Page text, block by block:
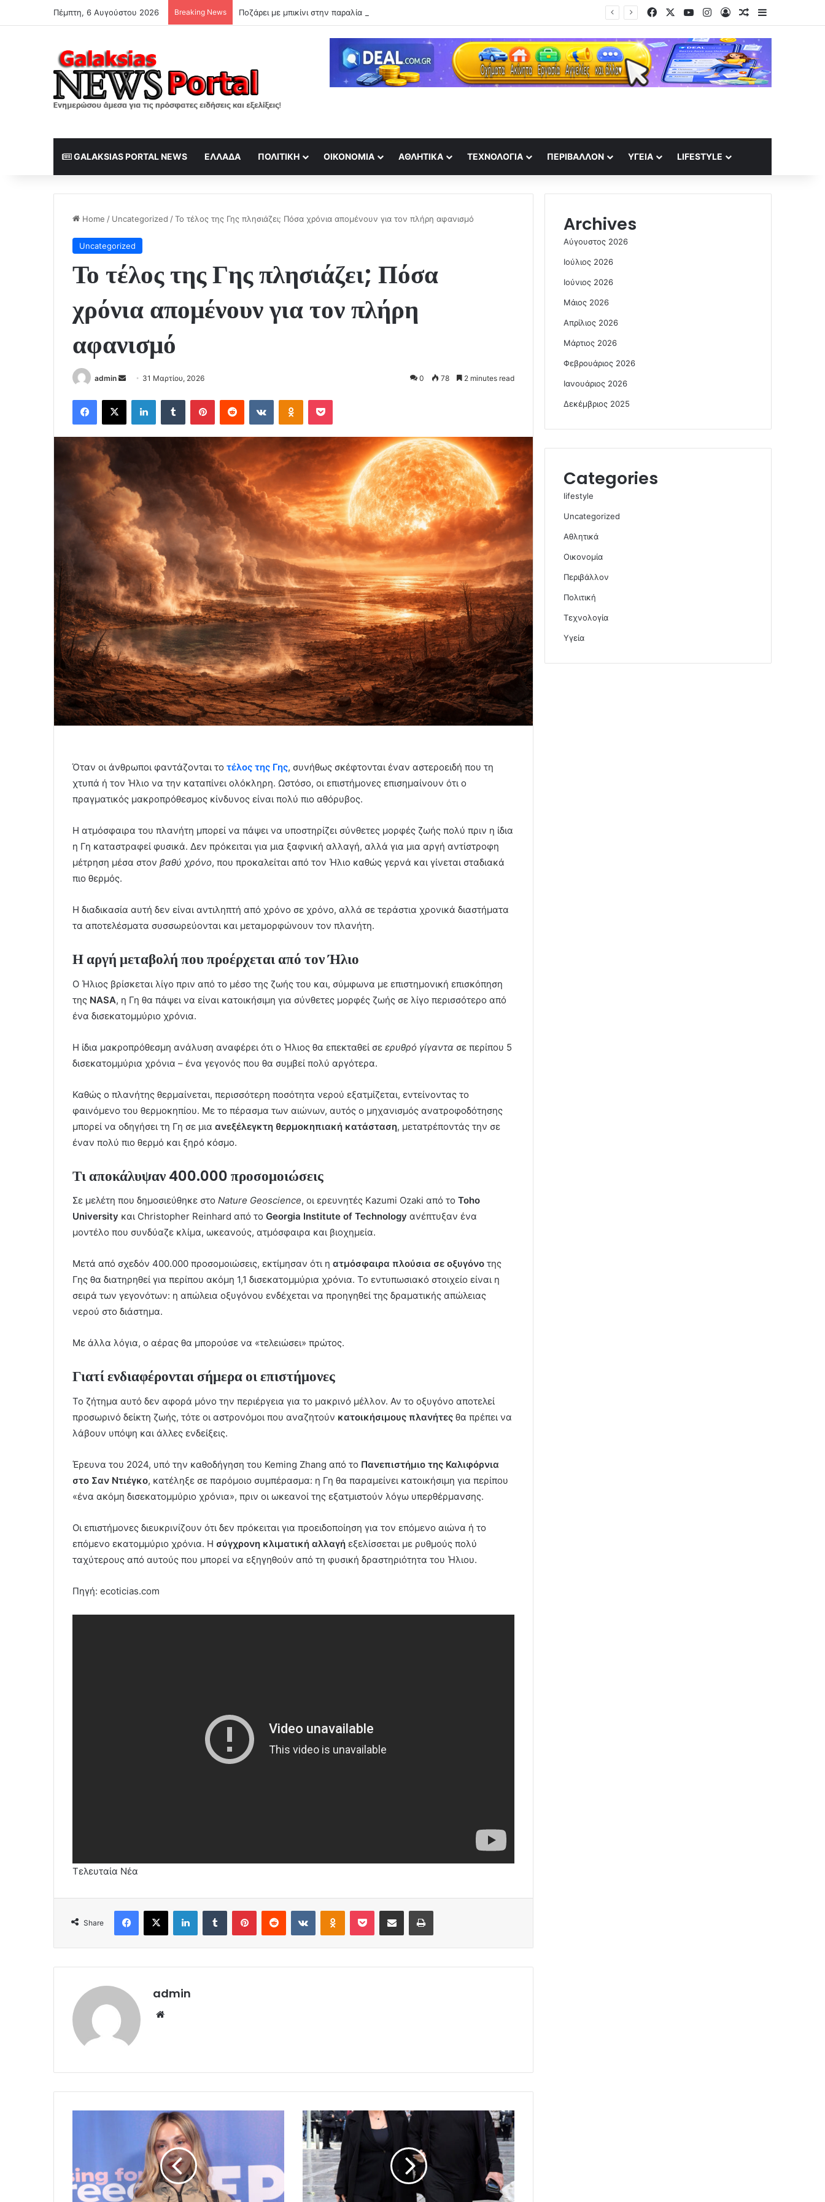
Πέμπτη, 6 Αυγούστου 2026 Breaking News Ποζάρει με μπικίνι στην παραλία και εντυπωσιάζει με το κορμί της! FacebookYouTubeInstagram
Log InRandom Article
Sidebar
GALAKSIAS PORTAL NEWS ΕΛΛΆΔΑ ΠΟΛΙΤΙΚΉ ΟΙΚΟΝΟΜΊΑ ΑΘΛΗΤΙΚΆ ΤΕΧΝΟΛΟΓΊΑ ΠΕΡΙΒΆΛΛΟΝ ΥΓΕΊΑ LIFESTYLE
Home / Uncategorized /Το τέλος της Γης πλησιάζει; Πόσα χρόνια απομένουν για τον πλήρη αφανισμό
Uncategorized
Το τέλος της Γης πλησιάζει; Πόσα
χρόνια απομένουν για τον πλήρη
αφανισμό
admin
Send
email
31 Μαρτίου, 2026 0 78 2 minutes read
Facebook
X LinkedInTumblr PinterestReddit VKontakteOdnoklassniki
Pocket
Όταν οι άνθρωποι φαντάζονται το τέλος της Γης, συνήθως σκέφτονται έναν αστεροειδή που τη
χτυπά ή τον Ήλιο να την καταπίνει ολόκληρη. Ωστόσο, οι επιστήμονες επισημαίνουν ότι ο
πραγματικός μακροπρόθεσμος κίνδυνος είναι πολύ πιο αθόρυβος.
Η ατμόσφαιρα του πλανήτη μπορεί να πάψει να υποστηρίζει σύνθετες μορφές ζωής πολύ πριν η ίδια
η Γη καταστραφεί φυσικά. Δεν πρόκειται για μια ξαφνική αλλαγή, αλλά για μια αργή αντίστροφη
μέτρηση μέσα στον βαθύ χρόνο, που προκαλείται από τον Ήλιο καθώς γερνά και γίνεται σταδιακά
πιο θερμός.
Η διαδικασία αυτή δεν είναι αντιληπτή από χρόνο σε χρόνο, αλλά σε τεράστια χρονικά διαστήματα
τα αποτελέσματα συσσωρεύονται και μεταμορφώνουν τον πλανήτη.
Η αργή μεταβολή που προέρχεται από τον Ήλιο
Ο Ήλιος βρίσκεται λίγο πριν από το μέσο της ζωής του και, σύμφωνα με επιστημονική επισκόπηση
της NASA, η Γη θα πάψει να είναι κατοικήσιμη για σύνθετες μορφές ζωής σε λίγο περισσότερο από
ένα δισεκατομμύριο χρόνια.
Η ίδια μακροπρόθεσμη ανάλυση αναφέρει ότι ο Ήλιος θα επεκταθεί σε ερυθρό γίγαντα σε περίπου 5
δισεκατομμύρια χρόνια – ένα γεγονός που θα συμβεί πολύ αργότερα.
Καθώς ο πλανήτης θερμαίνεται, περισσότερη ποσότητα νερού εξατμίζεται, εντείνοντας το
φαινόμενο του θερμοκηπίου. Με το πέρασμα των αιώνων, αυτός ο μηχανισμός ανατροφοδότησης
μπορεί να οδηγήσει τη Γη σε μια ανεξέλεγκτη θερμοκηπιακή κατάσταση, μετατρέποντάς την σε
έναν πολύ πιο θερμό και ξηρό κόσμο.
Τι αποκάλυψαν 400.000 προσομοιώσεις
Σε μελέτη που δημοσιεύθηκε στο Nature Geoscience, οι ερευνητές Kazumi Ozaki από το Toho
University και Christopher Reinhard από το Georgia Institute of Technology ανέπτυξαν ένα
μοντέλο που συνδύαζε κλίμα, ωκεανούς, ατμόσφαιρα και βιοχημεία.
Μετά από σχεδόν 400.000 προσομοιώσεις, εκτίμησαν ότι η ατμόσφαιρα πλούσια σε οξυγόνο της
Γης θα διατηρηθεί για περίπου ακόμη 1,1 δισεκατομμύρια χρόνια. Το εντυπωσιακό στοιχείο είναι η
σειρά των γεγονότων: η απώλεια οξυγόνου ενδέχεται να προηγηθεί της δραματικής απώλειας
νερού στο διάστημα.
Με άλλα λόγια, ο αέρας θα μπορούσε να «τελειώσει» πρώτος.
Γιατί ενδιαφέρονται σήμερα οι επιστήμονες
Το ζήτημα αυτό δεν αφορά μόνο την περιέργεια για το μακρινό μέλλον. Αν το οξυγόνο αποτελεί
προσωρινό δείκτη ζωής, τότε οι αστρονόμοι που αναζητούν κατοικήσιμους πλανήτες θα πρέπει να
λάβουν υπόψη και άλλες ενδείξεις.
Έρευνα του 2024, υπό την καθοδήγηση του Keming Zhang από το Πανεπιστήμιο της Καλιφόρνια
στο Σαν Ντιέγκο, κατέληξε σε παρόμοιο συμπέρασμα: η Γη θα παραμείνει κατοικήσιμη για περίπου
«ένα ακόμη δισεκατομμύριο χρόνια», πριν οι ωκεανοί της εξατμιστούν λόγω υπερθέρμανσης.
Οι επιστήμονες διευκρινίζουν ότι δεν πρόκειται για προειδοποίηση για τον επόμενο αιώνα ή το
επόμενο εκατομμύριο χρόνια. Η σύγχρονη κλιματική αλλαγή εξελίσσεται με ρυθμούς πολύ
ταχύτερους από αυτούς που μπορεί να εξηγηθούν από τη φυσική δραστηριότητα του Ήλιου.
Πηγή: ecoticias.com
Τελευταία Νέα
Share
Facebook
X LinkedInTumblr PinterestReddit VKontakteOdnoklassniki
Pocket Share via Email Print
admin
Archives
Αύγουστος 2026
Ιούλιος 2026
Ιούνιος 2026
Μάιος 2026
Απρίλιος 2026
Μάρτιος 2026
Φεβρουάριος 2026
Ιανουάριος 2026
Δεκέμβριος 2025
Categories
lifestyle
Uncategorized
Αθλητικά
Οικονομία
Περιβάλλον
Πολιτική
Τεχνολογία
Υγεία